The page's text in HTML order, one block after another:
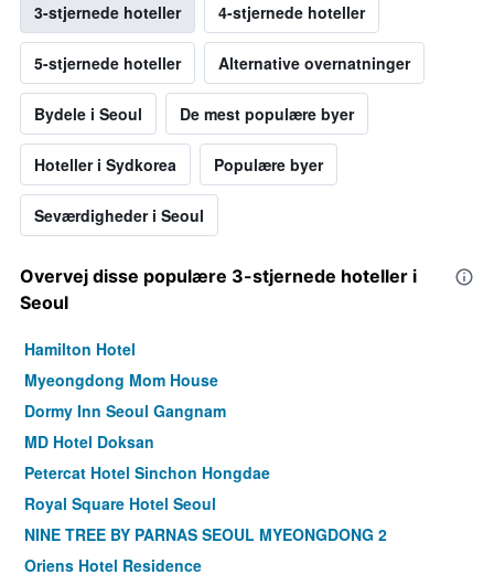
3-stjernede hoteller 4-stjernede hoteller
5-stjernede hoteller Alternative overnatninger
Bydele i Seoul De mest populære byer
Hoteller i Sydkorea Populære byer
Seværdigheder i Seoul
Overvej disse populære 3-stjernede hoteller i
Seoul
Hamilton Hotel
Myeongdong Mom House
Dormy Inn Seoul Gangnam
MD Hotel Doksan
Petercat Hotel Sinchon Hongdae
Royal Square Hotel Seoul
NINE TREE BY PARNAS SEOUL MYEONGDONG 2
Oriens Hotel Residence